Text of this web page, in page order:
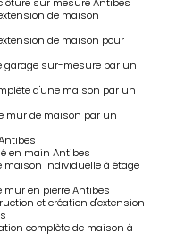
de maison
de maison pour
garage sur-mesure par un
d'une maison par un
mur de maison par un
en main Antibes
maison individuelle à étage
en pierre Antibes
et création d'extension
complète de maison à